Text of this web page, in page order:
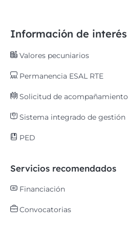
Información de interés
Valores pecuniarios
Permanencia ESAL RTE
Solicitud de acompañamiento
Sistema integrado de gestión
PED
Servicios recomendados
Financiación
Convocatorias